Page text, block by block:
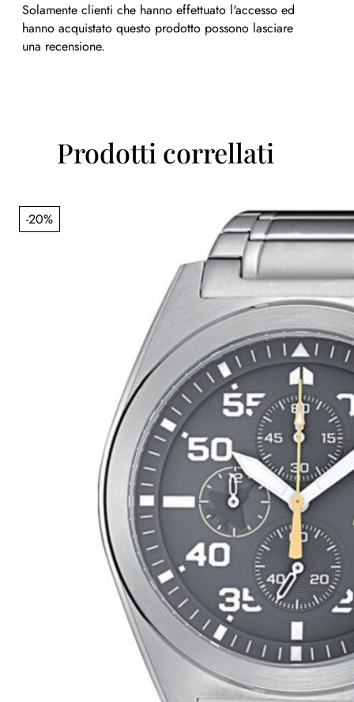
Solamente clienti che hanno effettuato l'accesso ed
hanno acquistato questo prodotto possono lasciare
una recensione.
Prodotti correllati
-20%